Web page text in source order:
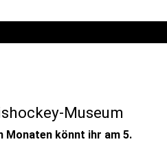
Museum
Monaten könnt ihr am 5.